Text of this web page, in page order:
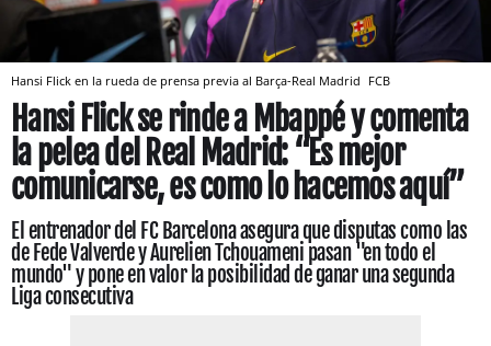
Hansi Flick en la rueda de prensa previa al Barça-Real Madrid FCB
Hansi Flick se rinde a Mbappé y comenta
la pelea del Real Madrid: “Es mejor
comunicarse, es como lo hacemos aquí”
El entrenador del FC Barcelona asegura que disputas como las
de Fede Valverde y Aurelien Tchouameni pasan "en todo el
mundo" y pone en valor la posibilidad de ganar una segunda
Liga consecutiva